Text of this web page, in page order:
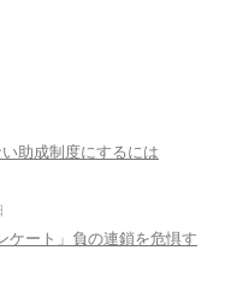
助成制度にするには
ケート」負の連鎖を危惧す